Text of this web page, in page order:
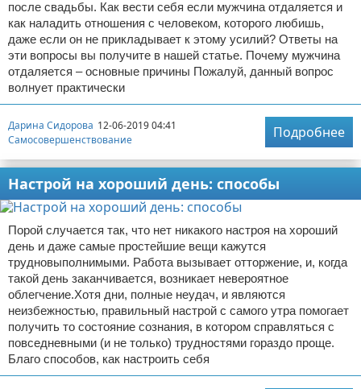
после свадьбы. Как вести себя если мужчина отдаляется и
как наладить отношения с человеком, которого любишь,
даже если он не прикладывает к этому усилий? Ответы на
эти вопросы вы получите в нашей статье. Почему мужчина
отдаляется – основные причины Пожалуй, данный вопрос
волнует практически
Дарина Сидорова 12-06-2019 04:41
Самосовершенствование
Подробнее
Настрой на хороший день: способы
Порой случается так, что нет никакого настроя на хороший
день и даже самые простейшие вещи кажутся
трудновыполнимыми. Работа вызывает отторжение, и, когда
такой день заканчивается, возникает невероятное
облегчение.Хотя дни, полные неудач, и являются
неизбежностью, правильный настрой с самого утра помогает
получить то состояние сознания, в котором справляться с
повседневными (и не только) трудностями гораздо проще.
Благо способов, как настроить себя